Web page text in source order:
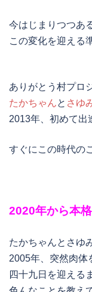
今はじまりつつあ
この変化を迎える
ありがとう村プロ
たかちゃんと さゆ
2013年、初めて出
すぐにこの時代の
2020年から本
たかちゃんとさゆ
2005年、突然肉体
四十九日を迎える